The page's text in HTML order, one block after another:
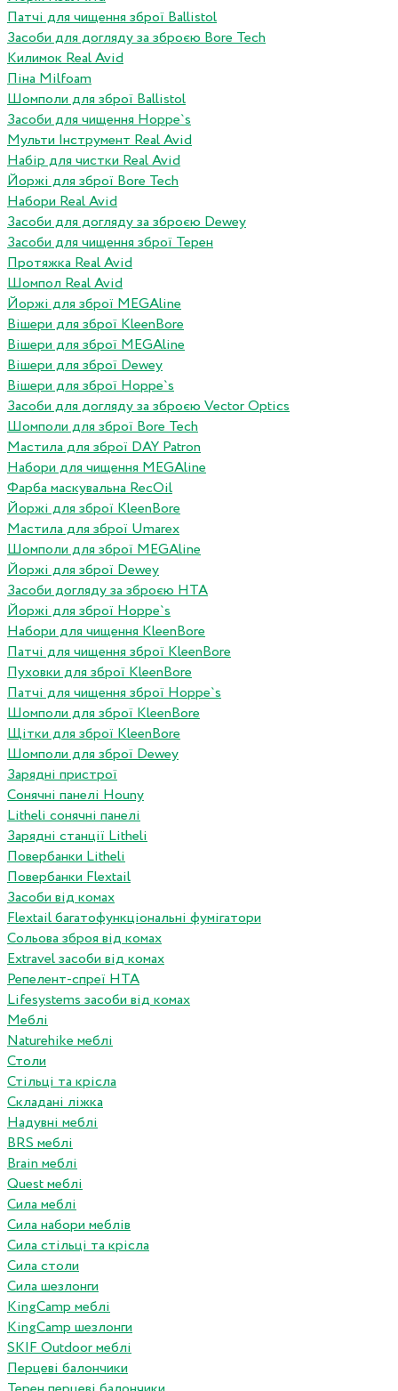
Патчі для чищення зброї Ballistol
Засоби для догляду за зброєю Bore Tech
Килимок Real Avid
Піна Milfoam
Шомполи для зброї Ballistol
Засоби для чищення Hoppe`s
Мульти Інструмент Real Avid
Набір для чистки Real Avid
Йоржі для зброї Bore Tech
Набори Real Avid
Засоби для догляду за зброєю Dewey
Засоби для чищення зброї Терен
Протяжка Real Avid
Шомпол Real Avid
Йоржі для зброї MEGAline
Вішери для зброї KleenBore
Вішери для зброї MEGAline
Вішери для зброї Dewey
Вішери для зброї Hoppe`s
Засоби для догляду за зброєю Vector Optics
Шомполи для зброї Bore Tech
Мастила для зброї DAY Patron
Набори для чищення MEGAline
Фарба маскувальна RecOil
Йоржі для зброї KleenBore
Мастила для зброї Umarex
Шомполи для зброї MEGAline
Йоржі для зброї Dewey
Засоби догляду за зброєю HTA
Йоржі для зброї Hoppe`s
Набори для чищення KleenBore
Патчі для чищення зброї KleenBore
Пуховки для зброї KleenBore
Патчі для чищення зброї Hoppe`s
Шомполи для зброї KleenBore
Щітки для зброї KleenBore
Шомполи для зброї Dewey
Зарядні пристрої
Сонячні панелі Houny
Litheli сонячні панелі
Зарядні станції Litheli
Повербанки Litheli
Повербанки Flextail
Засоби від комах
Flextail багатофункціональні фумігатори
Сольова зброя від комах
Extravel засоби від комах
Репелент-спреї HTA
Lifesystems засоби від комах
Меблі
Naturehike меблі
Столи
Стільці та крісла
Складані ліжка
Надувні меблі
BRS меблі
Brain меблі
Quest меблі
Сила меблі
Сила набори меблів
Сила стільці та крісла
Сила столи
Сила шезлонги
KingCamp меблі
KingCamp шезлонги
SKIF Outdoor меблі
Перцеві балончики